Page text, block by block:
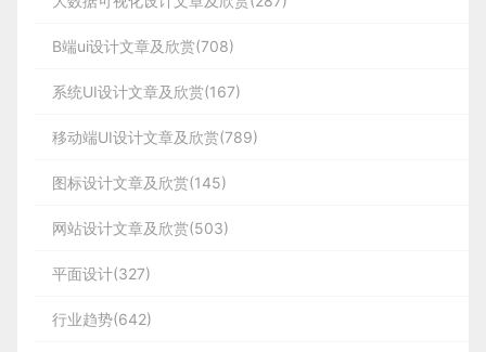
B端ui设计文章及欣赏(708)
系统UI设计文章及欣赏(167)
移动端UI设计文章及欣赏(789)
图标设计文章及欣赏(145)
网站设计文章及欣赏(503)
平面设计(327)
行业趋势(642)